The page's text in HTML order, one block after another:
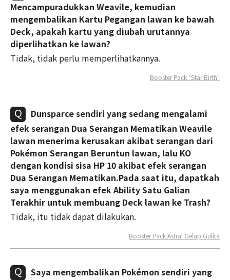
Mencampuradukkan Weavile, kemudian
mengembalikan Kartu Pegangan lawan ke bawah
Deck, apakah kartu yang diubah urutannya
diperlihatkan ke lawan?
Tidak, tidak perlu memperlihatkannya.
Booster Pack "Star Birth"
Dunsparce sendiri yang sedang mengalami
efek serangan Dua Serangan Mematikan Weavile
lawan menerima kerusakan akibat serangan dari
Pokémon Serangan Beruntun lawan, lalu KO
dengan kondisi sisa HP 10 akibat efek serangan
Dua Serangan Mematikan.Pada saat itu, dapatkah
saya menggunakan efek Ability Satu Galian
Terakhir untuk membuang Deck lawan ke Trash?
Tidak, itu tidak dapat dilakukan.
Booster Pack Astral Gelap Gulita
Saya mengembalikan Pokémon sendiri yang